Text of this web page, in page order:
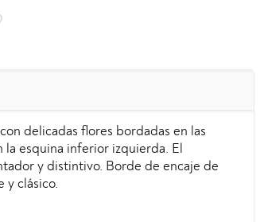
delicadas flores bordadas en las
la esquina inferior izquierda. El
y distintivo. Borde de encaje de
y clásico.